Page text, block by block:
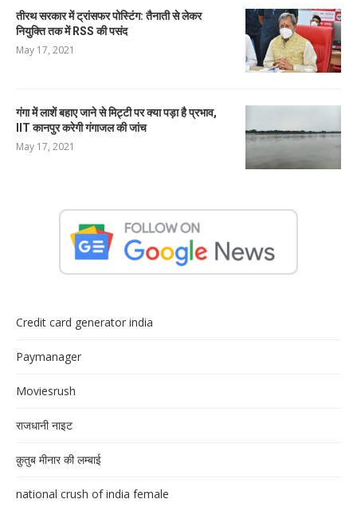
तीरथ सरकार में ट्रांसफर पोस्टिंग: तैनाती से लेकर
नियुक्ति तक में RSS की पसंद
May 17, 2021
गंगा में लाशें बहाए जाने से मिट्टी पर क्या पड़ा है प्रभाव,
IIT कानपुर करेगी गंगाजल की जांच
May 17, 2021
Credit card generator india
Paymanager
Moviesrush
राजधानी नाइट
क़ुतुब मीनार की लम्बाई
national crush of india female